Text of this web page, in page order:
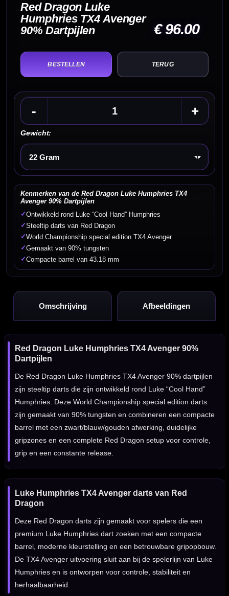
Red Dragon Luke
Humphries TX4 Avenger
90% Dartpijlen
€ 96.00
TERUG
- +
Gewicht:
Kies een optie
Kenmerken van de Red Dragon Luke Humphries TX4
Avenger 90% Dartpijlen
✓Ontwikkeld rond Luke “Cool Hand” Humphries
✓Steeltip darts van Red Dragon
✓World Championship special edition TX4 Avenger
✓Gemaakt van 90% tungsten
✓Compacte barrel van 43.18 mm
Omschrijving Afbeeldingen
Red Dragon Luke Humphries TX4 Avenger 90%
Dartpijlen
De Red Dragon Luke Humphries TX4 Avenger 90% dartpijlen
zijn steeltip darts die zijn ontwikkeld rond Luke “Cool Hand”
Humphries. Deze World Championship special edition darts
zijn gemaakt van 90% tungsten en combineren een compacte
barrel met een zwart/blauw/gouden afwerking, duidelijke
gripzones en een complete Red Dragon setup voor controle,
grip en een constante release.
Luke Humphries TX4 Avenger darts van Red
Dragon
Deze Red Dragon darts zijn gemaakt voor spelers die een
premium Luke Humphries dart zoeken met een compacte
barrel, moderne kleurstelling en een betrouwbare gripopbouw.
De TX4 Avenger uitvoering sluit aan bij de spelerlijn van Luke
Humphries en is ontworpen voor controle, stabiliteit en
herhaalbaarheid.